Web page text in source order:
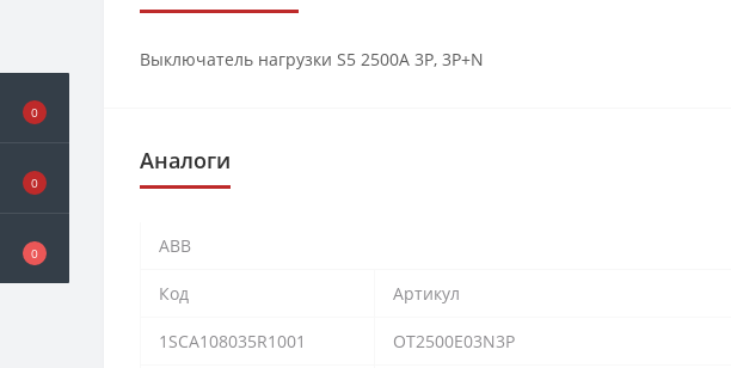
0
0
0
Выключатель нагрузки S5 2500A 3P, 3P+N
Аналоги
ABB
Код Артикул
1SCA108035R1001 OT2500E03N3P